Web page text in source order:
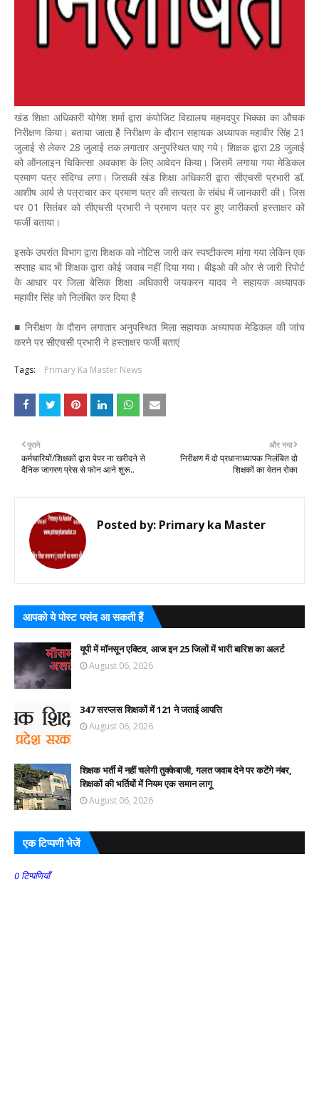
खंड शिक्षा अधिकारी योगेश शर्मा द्वारा कंपोजिट विद्यालय महमदपुर भिक्का का औचक
निरीक्षण किया। बताया जाता है निरीक्षण के दौरान सहायक अध्यापक महावीर सिंह 21
जुलाई से लेकर 28 जुलाई तक लगातार अनुपस्थित पाए गये। शिक्षक द्वारा 28 जुलाई
को ऑनलाइन चिकित्सा अवकाश के लिए आवेदन किया। जिसमें लगाया गया मेडिकल
प्रमाण पत्र संदिग्ध लगा। जिसकी खंड शिक्षा अधिकारी द्वारा सीएचसी प्रभारी डॉ.
आशीष आर्य से पत्राचार कर प्रमाण पत्र की सत्यता के संबंध में जानकारी की। जिस
पर 01 सितंबर को सीएचसी प्रभारी ने प्रमाण पत्र पर हुए जारीकर्ता हस्ताक्षर को
फर्जी बताया।
इसके उपरांत विभाग द्वारा शिक्षक को नोटिस जारी कर स्पष्टीकरण मांगा गया लेकिन एक
सप्ताह बाद भी शिक्षक द्वारा कोई जवाब नहीं दिया गया। बीइओ की ओर से जारी रिपोर्ट
के आधार पर जिला बेसिक शिक्षा अधिकारी जयकरन यादव ने सहायक अध्यापक
महावीर सिंह को निलंबित कर दिया है
■ निरीक्षण के दौरान लगातार अनुपस्थित मिला सहायक अध्यापक मेडिकल की जांच
करने पर सीएचसी प्रभारी ने हस्ताक्षर फर्जी बताएं
Tags: Primary Ka Master News
और नया
निरीक्षण में दो प्रधानाध्यापक निलंबित दो
शिक्षकों का वेतन रोका
पुराने
कर्मचारियों/शिक्षकों द्वारा पेपर ना खरीदने से
दैनिक जागरण प्रेस से फोन आने शुरू..
Posted by: Primary ka Master
आपको ये पोस्ट पसंद आ सकती हैं
यूपी में मॉनसून एक्टिव, आज इन 25 जिलों में भारी बारिश का अलर्ट
August 06, 2026
347 सरप्लस शिक्षकों में 121 ने जताई आपत्ति
August 06, 2026
शिक्षक भर्ती में नहीं चलेगी तुक्केबाजी, गलत जवाब देने पर कटेंगे नंबर,
शिक्षकों की भर्तियों में नियम एक समान लागू
August 06, 2026
एक टिप्पणी भेजें
0 टिप्पणियाँ